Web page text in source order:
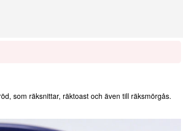
som räksnittar, räktoast och även till räksmörgås.